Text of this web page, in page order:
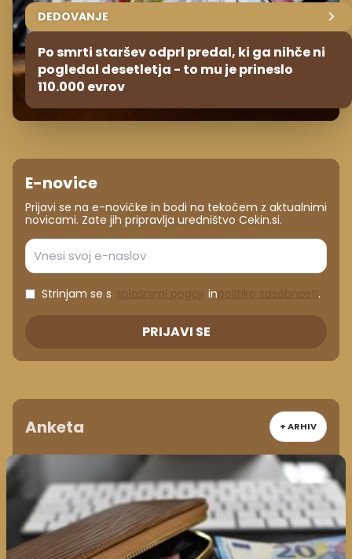
DEDOVANJE
Po smrti staršev odprl predal, ki ga nihče ni
pogledal desetletja - to mu je prineslo
110.000 evrov
E-novice
Prijavi se na e-novičke in bodi na tekočem z aktualnimi
novicami. Zate jih pripravlja uredništvo Cekin.si.
Strinjam se s in .
PRIJAVI SE
Anketa + ARHIV